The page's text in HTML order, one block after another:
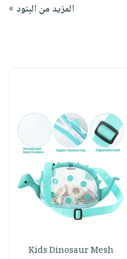
المزيد من البنود »
Kids Dinosaur Mesh